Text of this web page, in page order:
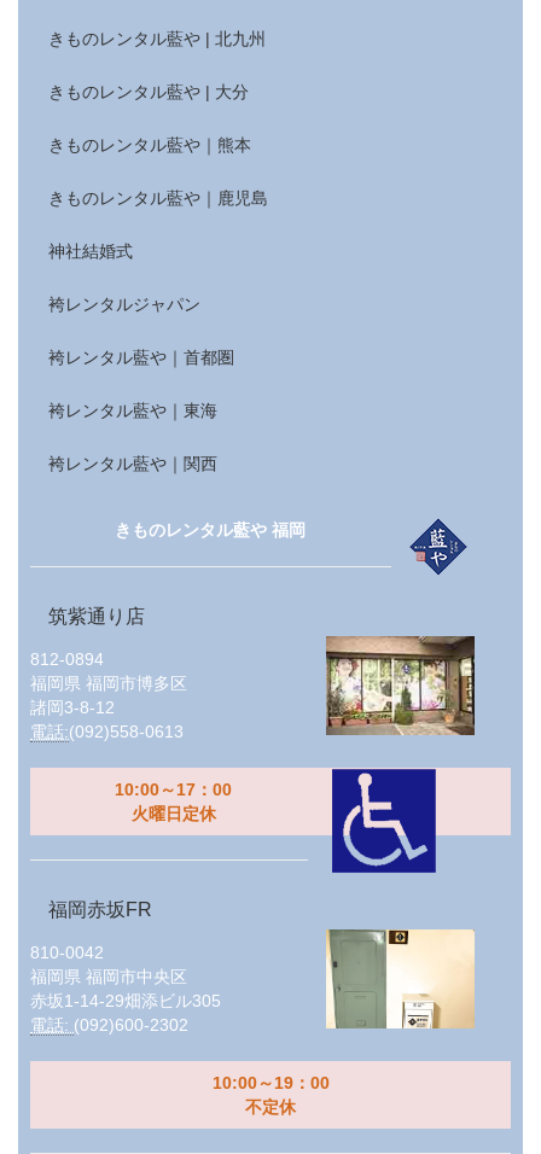
きものレンタル藍や | 北九州
きものレンタル藍や | 大分
きものレンタル藍や｜熊本
きものレンタル藍や｜鹿児島
神社結婚式
袴レンタルジャパン
袴レンタル藍や｜首都圏
袴レンタル藍や｜東海
袴レンタル藍や｜関西
きものレンタル藍や 福岡
筑紫通り店
812-0894
福岡県 福岡市博多区
諸岡3-8-12
電話:(092)558-0613
10:00～17：00
火曜日定休
福岡赤坂FR
810-0042
福岡県 福岡市中央区
赤坂1-14-29畑添ビル305
電話: (092)600-2302
10:00～19：00
不定休